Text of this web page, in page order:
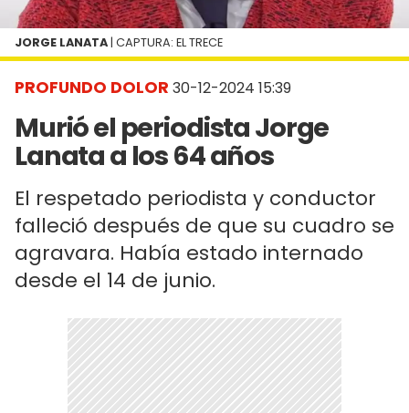
PROFUNDO DOLOR 30-12-2024 15:39
Murió el periodista Jorge
Lanata a los 64 años
El respetado periodista y conductor
falleció después de que su cuadro se
agravara. Había estado internado
desde el 14 de junio.
JORGE LANATA | CAPTURA: EL TRECE